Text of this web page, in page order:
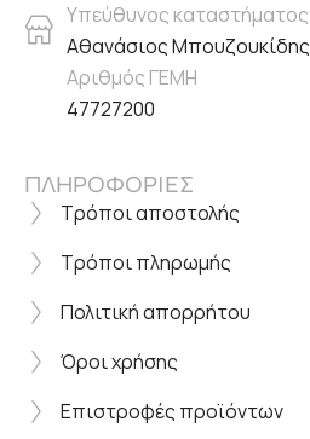
Υπεύθυνος καταστήματος
Αθανάσιος Μπουζουκίδης
Αριθμός ΓΕΜΗ
47727200
ΠΛΗΡΟΦΟΡΙΕΣ
Τρόποι αποστολής
Τρόποι πληρωμής
Πολιτική απορρήτου
Όροι χρήσης
Επιστροφές προϊόντων